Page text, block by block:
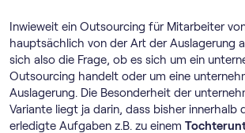
Inwieweit ein Outsourcing für Mitarbeiter
hauptsächlich von der Art der Auslagerung
sich also die Frage, ob es sich um ein
Outsourcing handelt oder um eine
Auslagerung. Die Besonderheit der
Variante liegt ja darin, dass bisher innerhalb
erledigte Aufgaben z.B. zu einem